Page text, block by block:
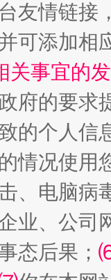
五大"原罪"
友情链接
可添加相
关事宜的
府的要求
的个人信
情况使用
、电脑病
业、公司
态后果；